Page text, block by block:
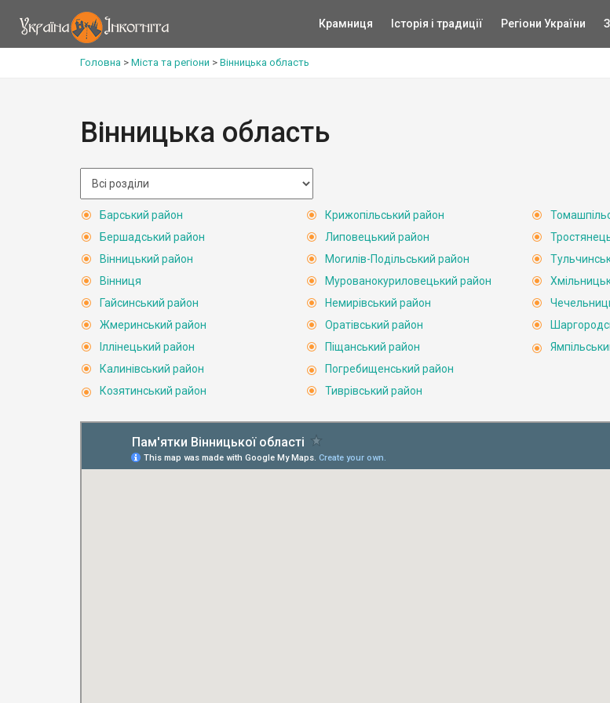
Крамниця Історія і традиції Регіони України
Головна > Міста та регіони > Вінницька область
Вінницька область
Барський район
Бершадський район
Вінницький район
Вінниця
Гайсинський район
Жмеринський район
Іллінецький район
Калинівський район
Козятинський район
Крижопільський район
Липовецький район
Могилів-Подільський район
Мурованокуриловецький район
Немирівський район
Оратівський район
Піщанський район
Погребищенський район
Тиврівський район